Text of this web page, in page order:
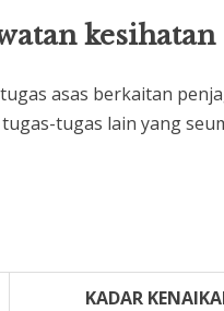
kesihatan
asas berkaitan
tugas lain yang
KADAR